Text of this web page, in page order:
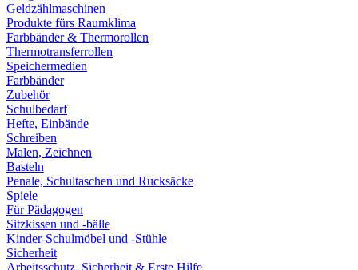
Geldzählmaschinen
Produkte fürs Raumklima
Farbbänder & Thermorollen
Thermotransferrollen
Speichermedien
Farbbänder
Zubehör
Schulbedarf
Hefte, Einbände
Schreiben
Malen, Zeichnen
Basteln
Penale, Schultaschen und Rucksäcke
Spiele
Für Pädagogen
Sitzkissen und -bälle
Kinder-Schulmöbel und -Stühle
Sicherheit